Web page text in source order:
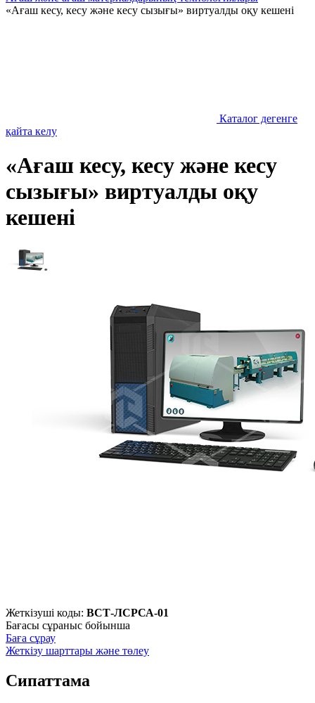
«Ағаш кесу, кесу және кесу сызығы» виртуалды оқу кешені
Каталог дегенге
қайта келу
«Ағаш кесу, кесу және кесу
сызығы» виртуалды оқу
кешені
Жеткізуші коды: ВСТ-ЛСРСА-01
Бағасы сұраныс бойынша
Баға сұрау
Жеткізу шарттары және төлеу
Сипаттама